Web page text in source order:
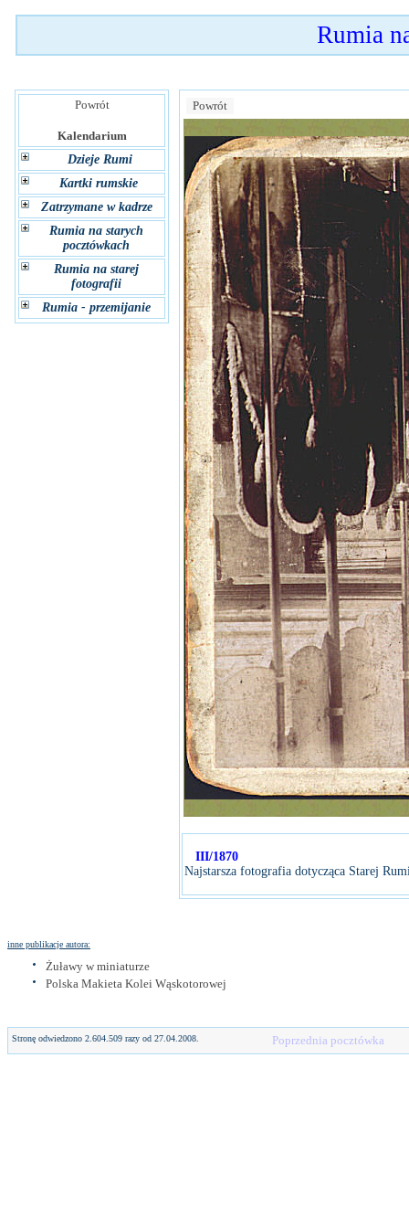
Rumia
Powrót
Kalendarium
Dzieje Rumi
Kartki rumskie
Zatrzymane w kadrze
Rumia na starych
pocztówkach
Rumia na starej
fotografii
Rumia - przemijanie
Powrót
III/1870
Najstarsza fotografia dotycząca Starej
inne publikacje autora:
Żuławy w miniaturze
Polska Makieta Kolei Wąskotorowej
Stronę odwiedzono 2.604.509 razy od 27.04.2008. Poprzednia pocztówka